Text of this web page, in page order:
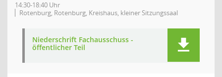
14:30-18:40 Uhr
Rotenburg, Rotenburg, Kreishaus, kleiner Sitzungssaal
Niederschrift Fachausschuss -
öffentlicher Teil